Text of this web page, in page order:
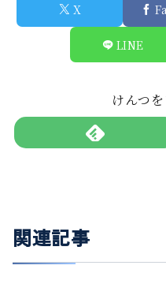
X
LINE
けんつ
関連記事